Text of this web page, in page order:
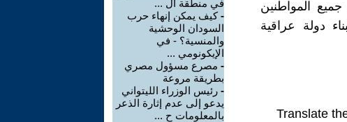
المواطنين
دولة عراقية
Translate
في منطقة ال ...
-كيف يمكن إنهاء حرب
السودان الوحشية
والمنسية؟ - في
الإيكونومي ...
- مصرع مسؤول مصري
بطريقة مروعة
- رئيس الوزراء الليتواني
يدعو إلى عدم إثارة الذعر
بالمعلومات ح ...